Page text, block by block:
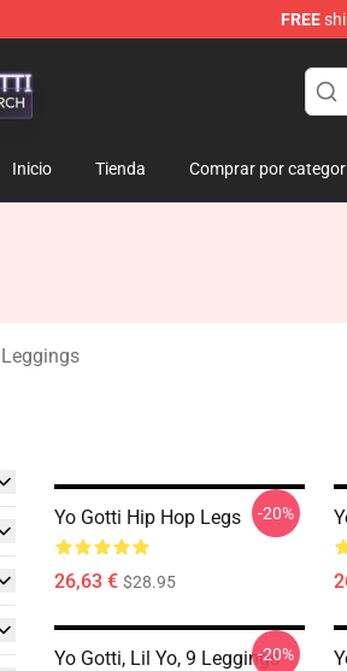
FREE
Inicio Tienda Comprar por
Yo Gotti Hip Hop Legs
26,63 € $28.95
-20%
Yo Gotti, Lil Yo, 9 Leggings
-20%